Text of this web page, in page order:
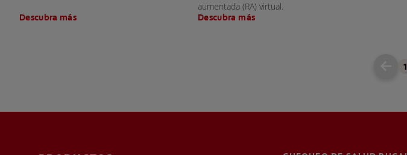
Descubra más
aumentada (RA) virtual.
Descubra más
1